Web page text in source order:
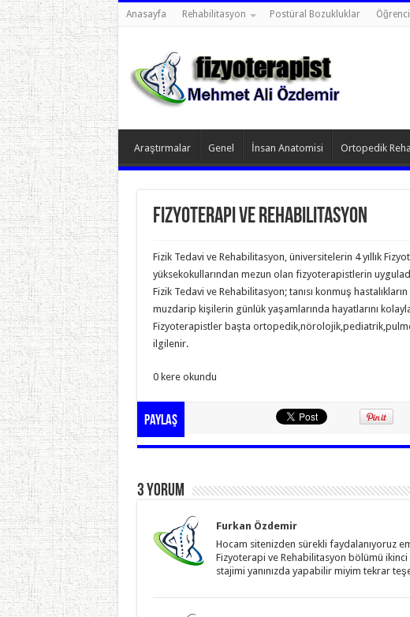
Anasayfa Rehabilitasyon Postüral Bozukluklar
Araştırmalar Genel İnsan Anatomisi Ortopedik
Fizyoterapi ve Rehabilitasyon
Fizik Tedavi ve Rehabilitasyon, üniversitelerin 4 yıllık
yüksekokullarından mezun olan fizyoterapistlerin
Fizik Tedavi ve Rehabilitasyon; tanısı konmuş
muzdarip kişilerin günlük yaşamlarında hayatlarını
Fizyoterapistler başta
ilgilenir.
0 kere okundu
Paylaş
3 yorum
Furkan Özdemir
Hocam sitenizden sürekli faydalanıyoruz
Fizyoterapi ve Rehabilitasyon bölümü
stajimi yanınızda yapabilir miyim tekrar